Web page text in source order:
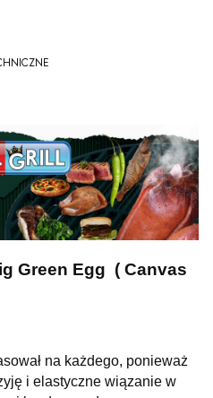
Green Egg ( Canvas
na każdego, ponieważ
i elastyczne wiązanie w